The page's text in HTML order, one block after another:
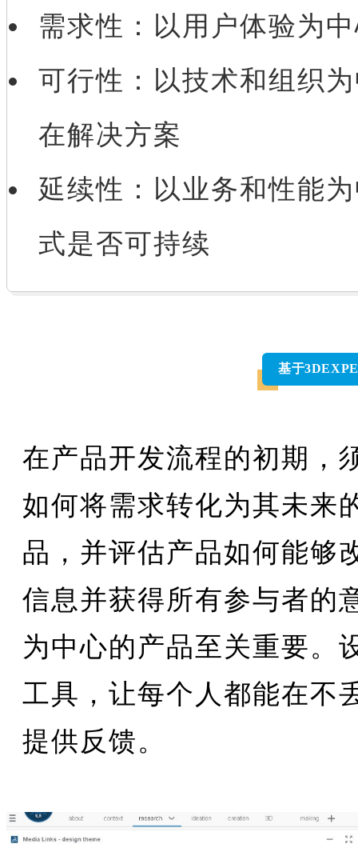
需求性：以用户体验为
可行性：以技术和组织
在解决方案
延续性：以业务和性能
式是否可持续
基于3D
在产品开发流程的初期，
如何将需求转化为其未来
品，并评估产品如何能够
信息并获得所有参与者的
为中心的产品至关重要。
工具，让每个人都能在不
提供反馈。